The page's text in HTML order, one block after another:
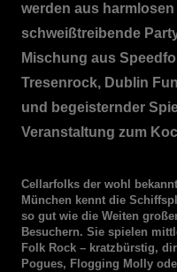
werden aus
schweißtreibende
Mischung aus
Tresenrock, Dublin
und begeisternder
Veranstaltung zum
Cellarfolks der wohl
München kennt die
so gut wie die Weiten
Besuchern. Sie spielen
Folk Rock – kratzbürstig,
Pogues, Flogging Molly